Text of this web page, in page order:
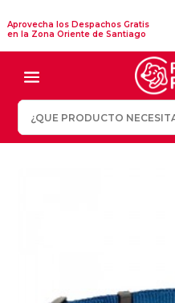
Aprovecha los Despachos Gratis
en la Zona Oriente de Santiago